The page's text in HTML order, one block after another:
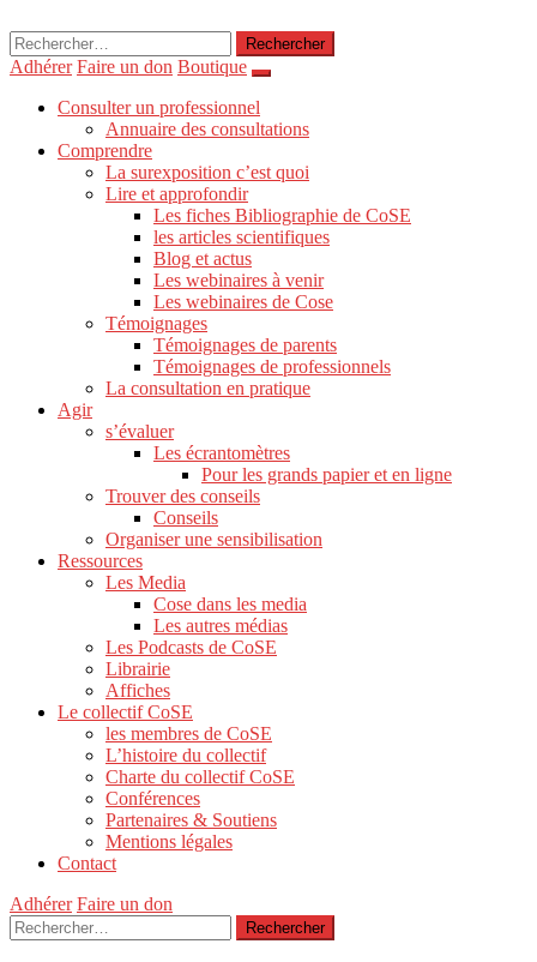
Rechercher :
Adhérer Faire un don Boutique
Consulter un professionnel
Annuaire des consultations
Comprendre
La surexposition c’est quoi
Lire et approfondir
Les fiches Bibliographie de CoSE
les articles scientifiques
Blog et actus
Les webinaires à venir
Les webinaires de Cose
Témoignages
Témoignages de parents
Témoignages de professionnels
La consultation en pratique
Agir
s’évaluer
Les écrantomètres
Pour les grands papier et en ligne
Trouver des conseils
Conseils
Organiser une sensibilisation
Ressources
Les Media
Cose dans les media
Les autres médias
Les Podcasts de CoSE
Librairie
Affiches
Le collectif CoSE
les membres de CoSE
L’histoire du collectif
Charte du collectif CoSE
Conférences
Partenaires & Soutiens
Mentions légales
Contact
Adhérer Faire un don
Rechercher :